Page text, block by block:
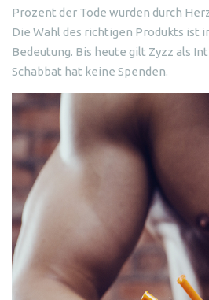
Prozent der Tode wurden durch
Die Wahl des richtigen Produkts ist
Bedeutung. Bis heute gilt Zyzz als
Schabbat hat keine Spenden.